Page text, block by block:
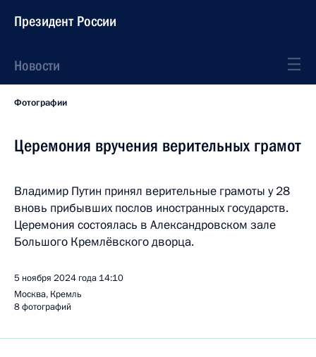
Президент России
Новости
Фотографии
Церемония вручения верительных грамот
Владимир Путин принял верительные грамоты у 28
вновь прибывших послов иностранных государств.
Церемония состоялась в Александровском зале
Большого Кремлёвского дворца.
5 ноября 2024 года 14:10
Москва, Кремль
8 фотографий